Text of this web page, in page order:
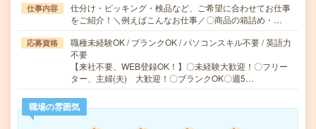
仕事内容
仕分け・ピッキング・検品など、ご希望に合わせてお仕事
をご紹介！＼例えばこんなお仕事／〇商品の箱詰め・…
応募資格
職種未経験OK / ブランクOK / パソコンスキル不要 / 英語力
不要
【来社不要、WEB登録OK！】〇未経験大歓迎！〇フリー
ター、主婦(夫) 大歓迎！〇ブランクOK〇週5…
職場の雰囲気